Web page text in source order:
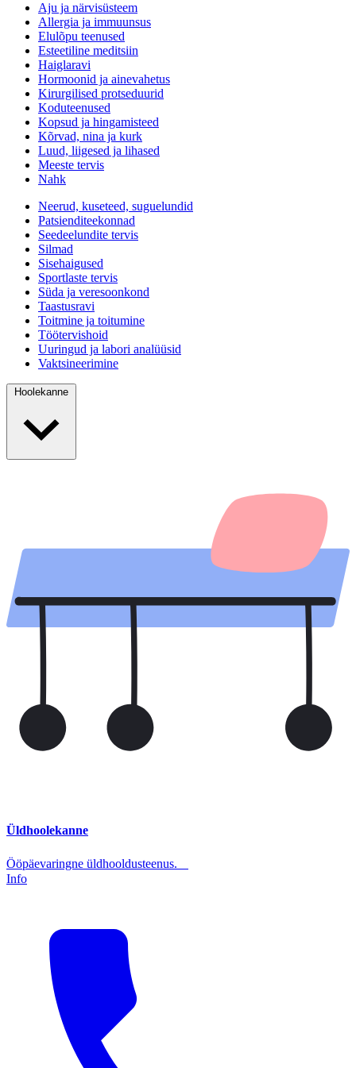
Aju ja närvisüsteem
Allergia ja immuunsus
Elulõpu teenused
Esteetiline meditsiin
Haiglaravi
Hormoonid ja ainevahetus
Kirurgilised protseduurid
Koduteenused
Kopsud ja hingamisteed
Kõrvad, nina ja kurk
Luud, liigesed ja lihased
Meeste tervis
Nahk
Neerud, kuseteed, suguelundid
Patsienditeekonnad
Seedeelundite tervis
Silmad
Sisehaigused
Sportlaste tervis
Süda ja veresoonkond
Taastusravi
Toitmine ja toitumine
Töötervishoid
Uuringud ja labori analüüsid
Vaktsineerimine
Hoolekanne
Üldhoolekanne
Ööpäevaringne üldhooldusteenus.
Info